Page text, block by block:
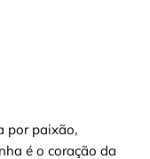
por paixão,
é o coração da